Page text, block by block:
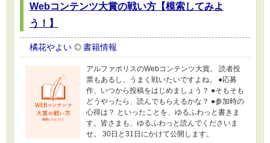
Webコンテンツ大賞の戦い方【模索してみよ
う！】
橘花やよい 書籍情報
アルファポリスのWebコンテンツ大賞。 読者投
票もあるし、うまく戦いたいですよね。 ●応募
作、いつから投稿をはじめましょう？ ●そもそも
どうやったら、読んでもらえるかな？ ●参加時の
心得は？ といったことを、ゆるふわっと書きま
す。皆さまも、ゆるふわっと読んでくださいま
せ。 30日と31日にかけて公開します。